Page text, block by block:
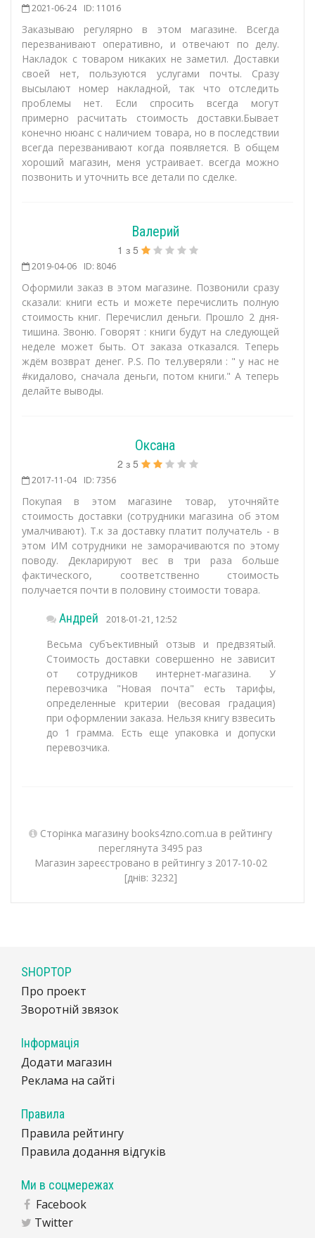
2021-06-24 ID: 11016
Заказываю регулярно в этом магазине. Всегда
перезванивают оперативно, и отвечают по делу.
Накладок с товаром никаких не заметил. Доставки
своей нет, пользуются услугами почты. Сразу
высылают номер накладной, так что отследить
проблемы нет. Если спросить всегда могут
примерно расчитать стоимость доставки.Бывает
конечно нюанс с наличием товара, но в последствии
всегда перезванивают когда появляется. В общем
хороший магазин, меня устраивает. всегда можно
позвонить и уточнить все детали по сделке.
Валерий
1 з 5
2019-04-06 ID: 8046
Оформили заказ в этом магазине. Позвонили сразу
сказали: книги есть и можете перечислить полную
стоимость книг. Перечислил деньги. Прошло 2 дня-
тишина. Звоню. Говорят : книги будут на следующей
неделе может быть. От заказа отказался. Теперь
ждём возврат денег. P.S. По тел.уверяли : " у нас не
#кидалово, сначала деньги, потом книги." А теперь
делайте выводы.
Оксана
2 з 5
2017-11-04 ID: 7356
Покупая в этом магазине товар, уточняйте
стоимость доставки (сотрудники магазина об этом
умалчивают). Т.к за доставку платит получатель - в
этом ИМ сотрудники не заморачиваются по этому
поводу. Декларируют вес в три раза больше
фактического, соответственно стоимость
получается почти в половину стоимости товара.
Андрей 2018-01-21, 12:52
Весьма субъективный отзыв и предвзятый.
Стоимость доставки совершенно не зависит
от сотрудников интернет-магазина. У
перевозчика "Новая почта" есть тарифы,
определенные критерии (весовая градация)
при оформлении заказа. Нельзя книгу взвесить
до 1 грамма. Есть еще упаковка и допуски
перевозчика.
Сторінка магазину books4zno.com.ua в рейтингу
переглянута 3495 раз
Магазин зареєстровано в рейтингу з 2017-10-02
[днів: 3232]
SHOPTOP
Про проект
Зворотній звязок
Інформація
Додати магазин
Реклама на сайті
Правила
Правила рейтингу
Правила додання відгуків
Ми в соцмережах
Facebook
Twitter